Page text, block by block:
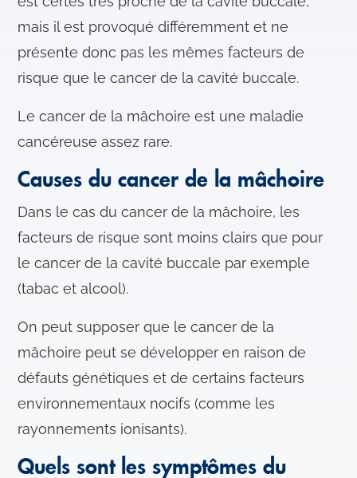
mais il est provoqué différemment et ne
présente donc pas les mêmes facteurs de
risque que le cancer de la cavité buccale.
Le cancer de la mâchoire est une maladie
cancéreuse assez rare.
Causes du cancer de la mâchoire
Dans le cas du cancer de la mâchoire, les
facteurs de risque sont moins clairs que pour
le cancer de la cavité buccale par exemple
(tabac et alcool).
On peut supposer que le cancer de la
mâchoire peut se développer en raison de
défauts génétiques et de certains facteurs
environnementaux nocifs (comme les
rayonnements ionisants).
Quels sont les symptômes du